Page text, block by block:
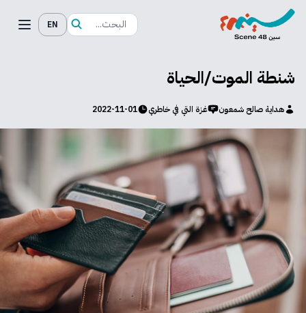
EN
شنطة الموت/الحياة
هداية صالح شمعون غزة التي في خاطري 2022-11-01